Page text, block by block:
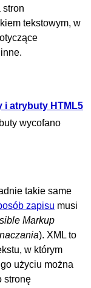
stron
tekstowym, w
i atrybuty HTML5
wycofano
takie same
zapisu musi
Markup
). XML to
w którym
użyciu można
stronę